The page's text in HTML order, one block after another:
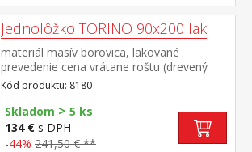
Jednolôžko TORINO 90x200 lak
materiál masív borovica, lakované
prevedenie cena vrátane roštu (drevený
latkový) bez matraca odporúčaný rozmer
matraca 90 × 200 cm
Kód produktu: 8180
Skladom > 5 ks
134 € s DPH
-44% 241,50 € **